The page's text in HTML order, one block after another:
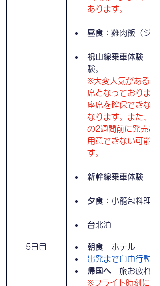
あります。
昼食： 雞肉飯（ジー
祝山線乗車体験
験。
※大変人気があるた
席となっております
座席を確保できない
なります。また、乗
の2週間前に発売さ
用意できない可能性
す。
新幹線乗車体験
夕食： 小籠包料理
台北泊
5日目 朝食 ホテル
出発まで自由行動
帰国へ 旅お疲れ様
※フライト時刻によ